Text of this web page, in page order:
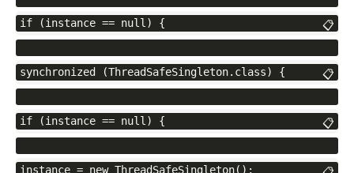
if (instance == null) { 📋
synchronized (ThreadSafeSingleton.class) { 📋
if (instance == null) { 📋
instance = new ThreadSafeSingleton();